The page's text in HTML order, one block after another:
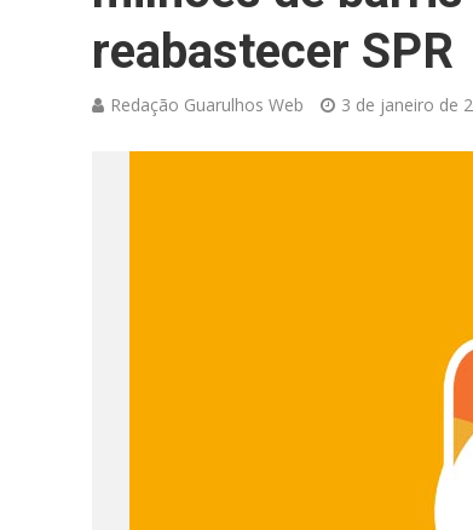
reabastecer SPR
Redação Guarulhos Web 3 de janeiro de